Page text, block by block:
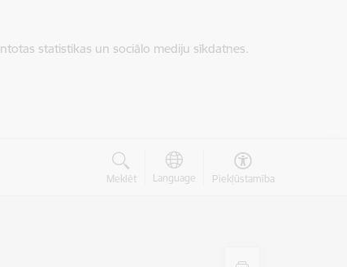
statistikas un sociālo mediju sīkdatnes.
Meklēt Language Piekļūstamība